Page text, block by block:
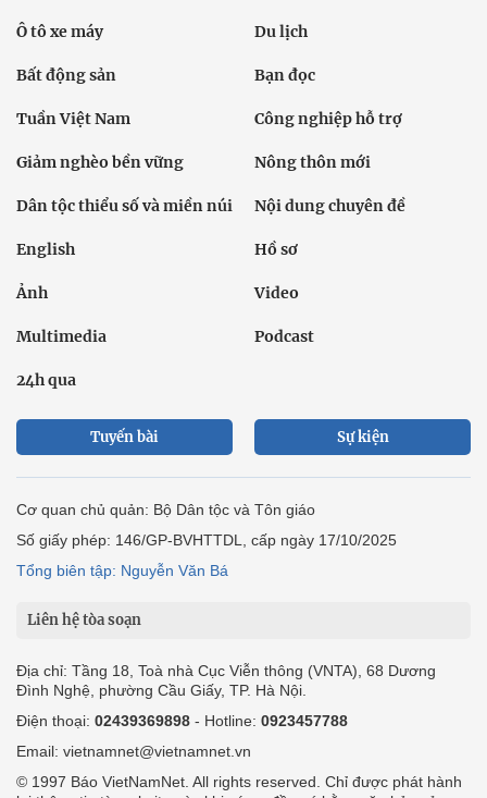
Ô tô xe máy Du lịch
Bất động sản Bạn đọc
Tuần Việt Nam Công nghiệp hỗ trợ
Giảm nghèo bền vững Nông thôn mới
Dân tộc thiểu số và miền núi Nội dung chuyên đề
English Hồ sơ
Ảnh Video
Multimedia Podcast
24h qua
Tuyến bài Sự kiện
Cơ quan chủ quản: Bộ Dân tộc và Tôn giáo
Số giấy phép: 146/GP-BVHTTDL, cấp ngày 17/10/2025
Tổng biên tập: Nguyễn Văn Bá
Liên hệ tòa soạn
Địa chỉ: Tầng 18, Toà nhà Cục Viễn thông (VNTA), 68 Dương
Đình Nghệ, phường Cầu Giấy, TP. Hà Nội.
Điện thoại: 02439369898 - Hotline: 0923457788
Email: vietnamnet@vietnamnet.vn
© 1997 Báo VietNamNet. All rights reserved. Chỉ được phát hành